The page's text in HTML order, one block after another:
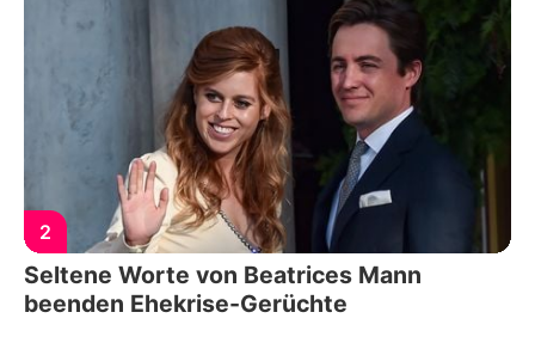
2
Seltene Worte von Beatrices Mann
beenden Ehekrise-Gerüchte